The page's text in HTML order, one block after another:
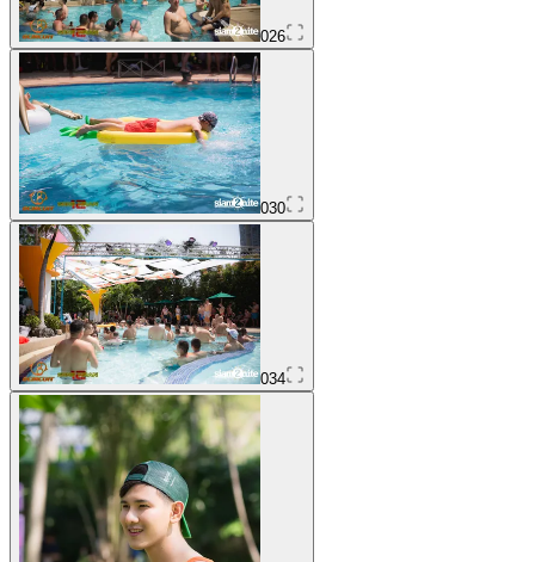
026
030
034